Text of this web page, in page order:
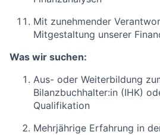
Mit zunehmender
Mitgestaltung unserer
Was wir suchen:
Aus- oder Weiterbildung
Bilanzbuchhalter:in (IHK)
Qualifikation
Mehrjährige Erfahrung in